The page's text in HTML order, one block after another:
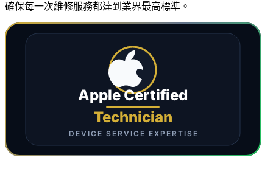
確保每一次維修服務都達到業界最高標準。